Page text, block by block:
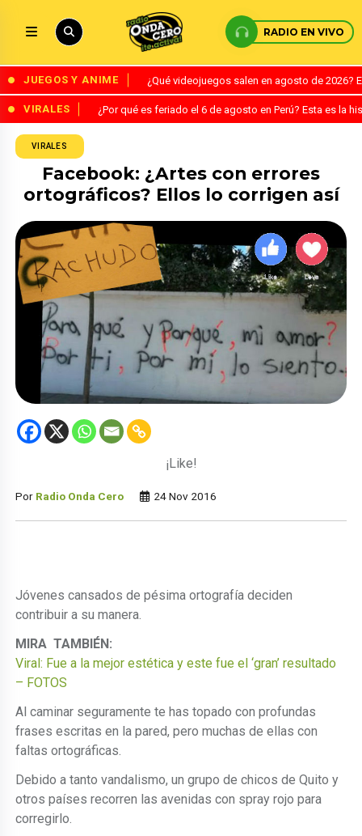
RADIO EN VIVO
JUEGOS Y ANIME ¿Qué videojuegos salen en agosto de
VIRALES ¿Por qué es feriado el 6 de agosto en Perú? Esta es la
VIRALES
Facebook: ¿Artes con errores
ortográficos? Ellos lo corrigen así
¡Like!
Por Radio Onda Cero 24 Nov 2016
Jóvenes cansados de pésima ortografía deciden
contribuir a su manera.
MIRA TAMBIÉN:
Viral: Fue a la mejor estética y este fue el ‘gran’ resultado
– FOTOS
Al caminar seguramente te has topado con profundas
frases escritas en la pared, pero muchas de ellas con
faltas ortográficas.
Debido a tanto vandalismo, un grupo de chicos de Quito y
otros países recorren las avenidas con spray rojo para
corregirlo.